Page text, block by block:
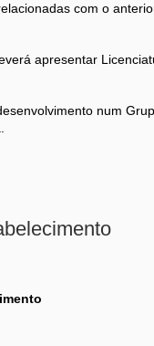
com o
apresentar
num